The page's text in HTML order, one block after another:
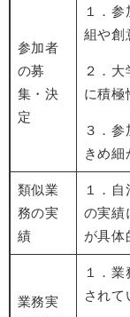
参加者
の募
集・決
定
１．
組や創
２．
に積極
３．参
きめ細
類似業
務の実
績
１．
の実績
が具体
業務実
１．
されて